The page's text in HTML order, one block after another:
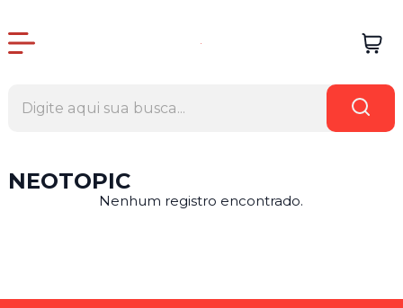
NEOTOPIC
Nenhum registro encontrado.